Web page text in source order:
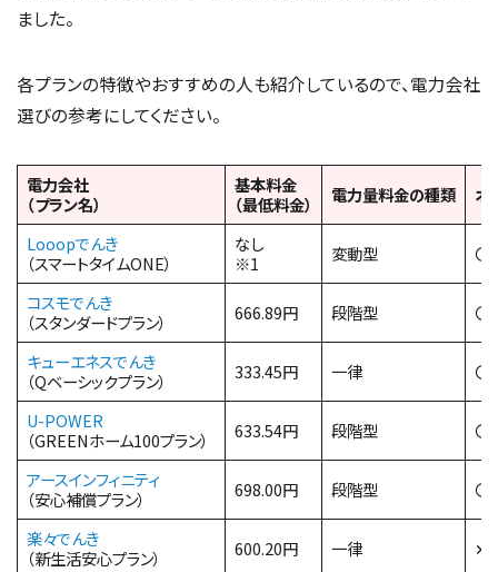
ました。
各プランの特徴やおすすめの人も紹介しているので、電力会社
選びの参考にしてください。
電力会社
（プラン名）
基本料金
（最低料金）
電力量料金の種類 オ
Looopでんき
（スマートタイムONE）
なし
※1
変動型 〇
コスモでんき
（スタンダードプラン）
666.89円 段階型 〇
キューエネスでんき
（Qベーシックプラン）
333.45円 一律 〇
U-POWER
（GREENホーム100プラン）
633.54円 段階型 〇
アースインフィニティ
（安心補償プラン）
698.00円 段階型 〇
楽々でんき
（新生活安心プラン）
600.20円 一律 ✕